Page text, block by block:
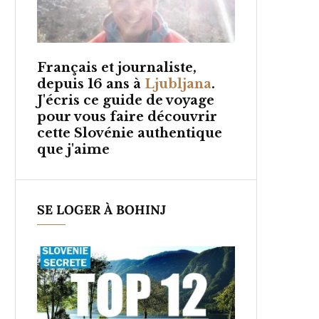
Français et journaliste,
depuis 16 ans à Ljubljana.
J'écris ce guide de voyage
pour vous faire découvrir
cette Slovénie authentique
que j'aime
SE LOGER À BOHINJ